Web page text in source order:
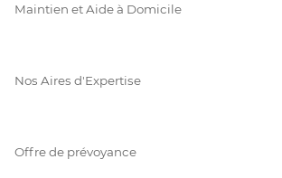
Maintien et Aide à Domicile
Nos Aires d'Expertise
Offre de prévoyance